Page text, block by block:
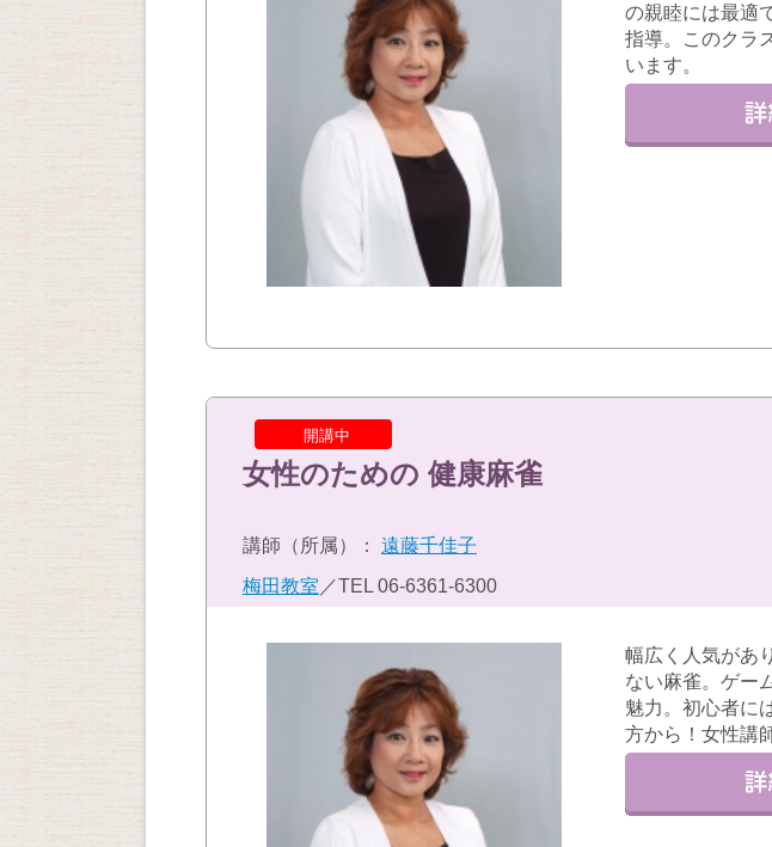
の親睦には最適
指導。このクラ
います。
開講中
女性のための 健康麻雀
講師（所属）： 遠藤千佳子
梅田教室 ／TEL 06-6361-6300
幅広く人気があ
ない麻雀。ゲー
魅力。初心者に
方から！女性講